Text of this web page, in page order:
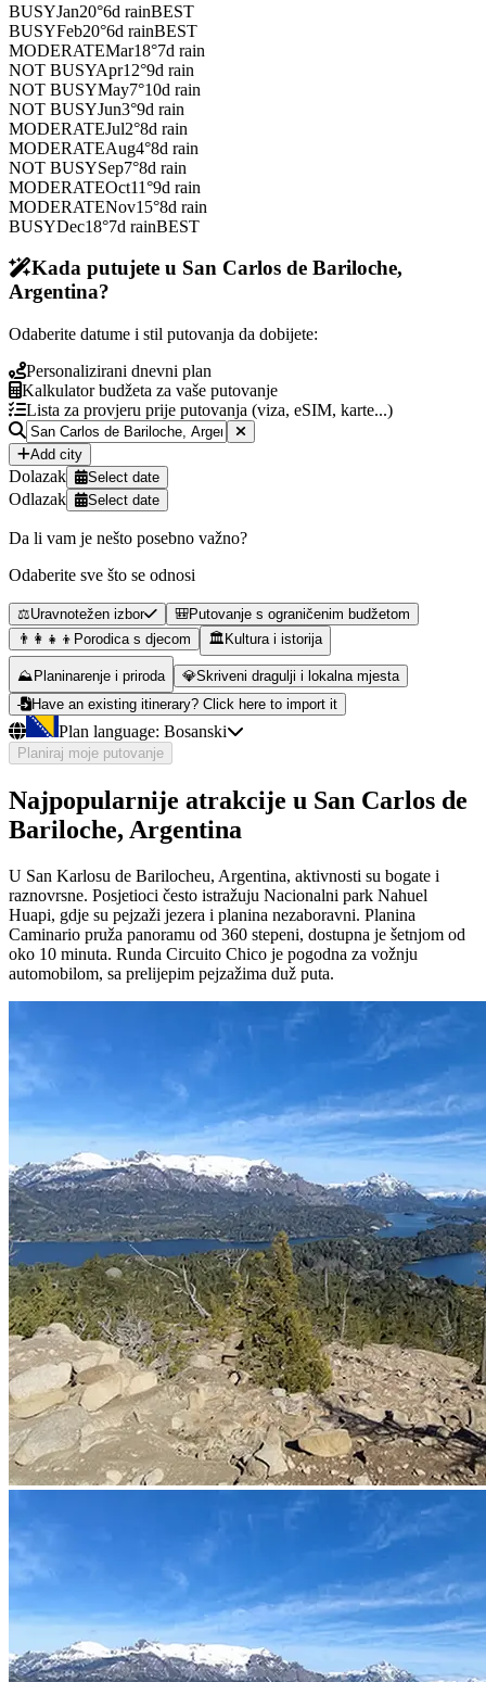
BUSYJan20°6d rainBEST
BUSYFeb20°6d rainBEST
MODERATEMar18°7d rain
NOT BUSYApr12°9d rain
NOT BUSYMay7°10d rain
NOT BUSYJun3°9d rain
MODERATEJul2°8d rain
MODERATEAug4°8d rain
NOT BUSYSep7°8d rain
MODERATEOct11°9d rain
MODERATENov15°8d rain
BUSYDec18°7d rainBEST
Kada putujete u San Carlos de Bariloche,
Argentina?
Odaberite datume i stil putovanja da dobijete:
Personalizirani dnevni plan
Kalkulator budžeta za vaše putovanje
Lista za provjeru prije putovanja (viza, eSIM, karte...)
Add city
Dolazak Select date
Odlazak Select date
Da li vam je nešto posebno važno?
Odaberite sve što se odnosi
⚖️Uravnotežen izbor 🎒Putovanje s ograničenim budžetom
👨‍👩‍👧‍👦 Porodica s djecom 🏛️ Kultura i istorija
⛰️ Planinarenje i priroda 💎Skriveni dragulji i lokalna mjesta
Have an existing itinerary? Click here to import it
Plan language: Bosanski
Planiraj moje putovanje
Najpopularnije atrakcije u San Carlos de
Bariloche, Argentina
U San Karlosu de Barilocheu, Argentina, aktivnosti su bogate i
raznovrsne. Posjetioci često istražuju Nacionalni park Nahuel
Huapi, gdje su pejzaži jezera i planina nezaboravni. Planina
Caminario pruža panoramu od 360 stepeni, dostupna je šetnjom od
oko 10 minuta. Runda Circuito Chico je pogodna za vožnju
automobilom, sa prelijepim pejzažima duž puta.